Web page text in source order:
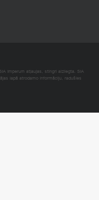
Imperum atļaujas, stingri aizliegta. SIA
lapā atrodamo informāciju, radušies